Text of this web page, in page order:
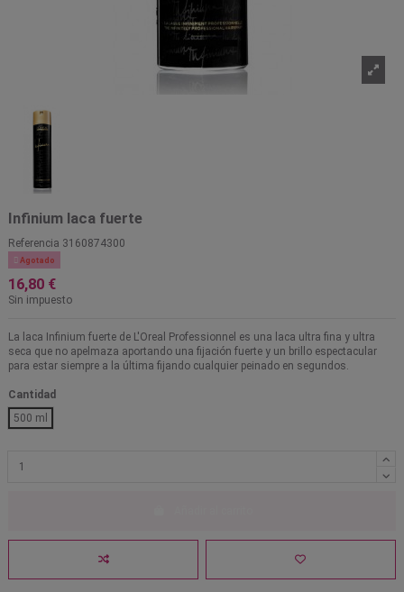
Infinium laca fuerte
Referencia 3160874300
 Agotado
16,80 €
Sin impuesto
La laca Infinium fuerte de L'Oreal Professionnel es una laca ultra fina y ultra
seca que no apelmaza aportando una fijación fuerte y un brillo espectacular
para estar siempre a la última fijando cualquier peinado en segundos.
Cantidad
500 ml